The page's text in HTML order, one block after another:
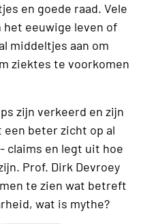
en goede raad. Vele
eeuwige leven of
middeltjes aan om
ziektes te voorkomen
zijn verkeerd en zijn
beter zicht op al
claims en legt uit hoe
Prof. Dirk Devroey
te zien wat betreft
wat is mythe?